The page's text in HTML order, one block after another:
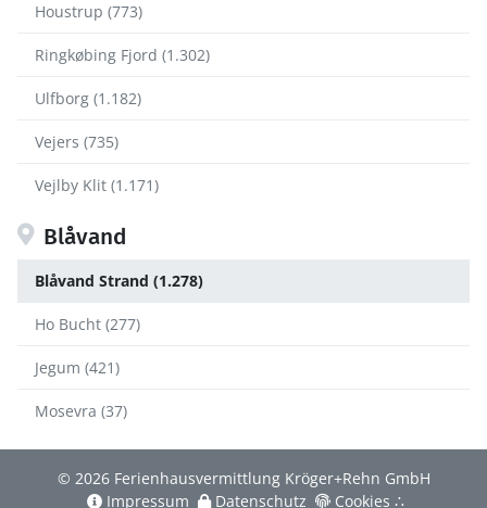
Houstrup (773)
Ringkøbing Fjord (1.302)
Ulfborg (1.182)
Vejers (735)
Vejlby Klit (1.171)
Blåvand
Blåvand Strand (1.278)
Ho Bucht (277)
Jegum (421)
Mosevra (37)
© 2026 Ferienhausvermittlung Kröger+Rehn GmbH
Impressum
Datenschutz Cookies ∴